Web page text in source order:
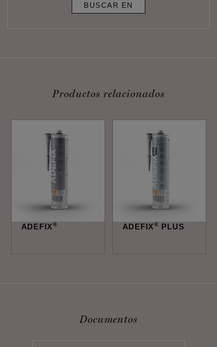
BUSCAR EN
Productos relacionados
ADEFIX® ADEFIX® PLUS
Documentos